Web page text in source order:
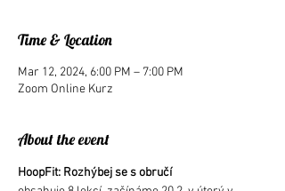
Time & Location
Mar 12, 2024, 6:00 PM – 7:00 PM
Zoom Online Kurz
About the event
HoopFit: Rozhýbej se s obručí